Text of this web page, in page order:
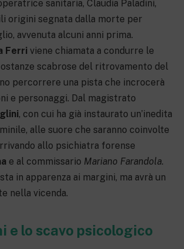
sanitaria, Claudia Paladini,
origini segnata dalla morte per
avvenuta alcuni anni prima.
Ferri viene chiamata a condurre le
scabrose del ritrovamento del
percorrere una pista che incrocerà
e personaggi. Dal magistrato
, con cui ha già instaurato un’inedita
alle suore che saranno coinvolte
allo psichiatra forense
e al commissario Mariano Farandola.
in apparenza ai margini, ma avrà un
nella vicenda.
e lo scavo psicologico